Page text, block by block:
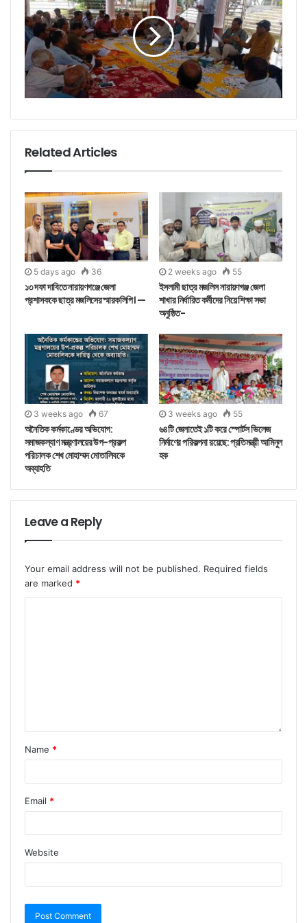
Related Articles
5 days ago 36
১৩ দফা দাবিতে নারায়ণগঞ্জে জেলা
প্রশাসককে ছাত্র মজলিসের স্মারকলিপি। —
2 weeks ago 55
ইসলামী ছাত্র মজলিস নারায়ণগঞ্জ জেলা
শাখার নির্ধারিত কর্মীদের নিয়ে শিক্ষা সভা
অনুষ্ঠিত-
3 weeks ago 67
অনৈতিক কর্মকাণ্ডের অভিযোগ:
সমাজকল্যাণ মন্ত্রণালয়ের উপ-প্রকল্প
পরিচালক শেখ মোহাম্মদ মোতালিবকে
অব্যাহতি
3 weeks ago 55
৬৪টি জেলাতেই ১টি করে স্পোর্টস ভিলেজ
নির্মাণের পরিকল্পনা রয়েছে: প্রতিমন্ত্রী আমিনুল
হক
Leave a Reply
Your email address will not be published. Required fields
are marked *
Name *
Email *
Website